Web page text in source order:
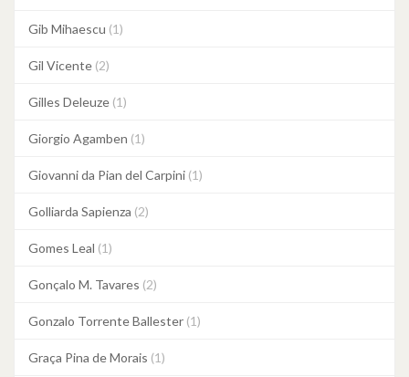
Gib Mihaescu (1)
Gil Vicente (2)
Gilles Deleuze (1)
Giorgio Agamben (1)
Giovanni da Pian del Carpini (1)
Golliarda Sapienza (2)
Gomes Leal (1)
Gonçalo M. Tavares (2)
Gonzalo Torrente Ballester (1)
Graça Pina de Morais (1)